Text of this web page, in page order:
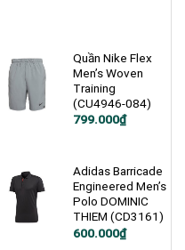
Quần Nike Flex
Men’s Woven
Training
(CU4946-084)
Giá
799.000₫
Giá
799.000₫.
Adidas Barricade
Engineered Men’s
Polo DOMINIC
THIEM (CD3161)
Giá
600.000₫
Giá